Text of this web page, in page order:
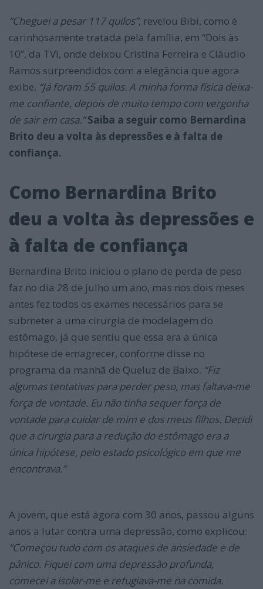
“Cheguei a pesar 117 quilos”, revelou Bibi, como é
carinhosamente tratada pela família, em “Dois às
10”, da TVI, onde deixou Cristina Ferreira e Cláudio
Ramos surpreendidos com a elegância que agora
exibe. “Já foram 55 quilos. A minha forma física deixa-
me confiante, depois de muito tempo com vergonha
de sair em casa.” Saiba a seguir como Bernardina
Brito deu a volta às depressões e à falta de
confiança.
Como Bernardina Brito
deu a volta às depressões e
à falta de confiança
Bernardina Brito iniciou o plano de perda de peso
faz no dia 28 de julho um ano, mas nos dois meses
antes fez todos os exames necessários para se
submeter a uma cirurgia de modelagem do
estômago, já que sentiu que essa era a única
hipótese de emagrecer, conforme disse no
programa da manhã de Queluz de Baixo. “Fiz
algumas tentativas para perder peso, mas faltava-me
força de vontade. Eu não tinha sequer força de
vontade para cuidar de mim e dos meus filhos. Decidi
que a cirurgia para a redução do estômago era a
única hipótese, pelo estado psicológico em que me
encontrava.”
A jovem, que está agora com 30 anos, passou alguns
anos a lutar contra uma depressão, como explicou:
“Começou tudo com os ataques de ansiedade e de
pânico. Fiquei com uma depressão profunda,
comecei a isolar-me e refugiava-me na comida.